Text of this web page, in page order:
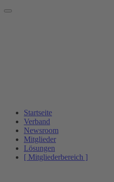
Startseite
Verband
Newsroom
Mitglieder
Lösungen
[ Mitgliederbereich ]